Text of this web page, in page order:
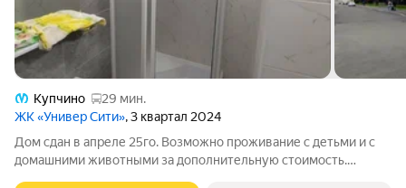
Купчино
29 мин.
ЖК «Универ Сити», 3 квартал 2024
Дом сдан в апреле 25го. Возможно проживание с детьми и с
домашними животными за дополнительную стоимость.